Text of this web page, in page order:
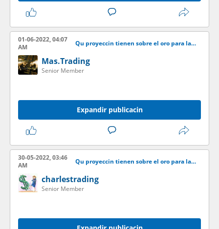
01-06-2022, 04:07
AM
Qu proyeccin tienen sobre el oro para las venideras semanas?
Mas.Trading
Senior Member
Expandir publicacin
30-05-2022, 03:46
AM
Qu proyeccin tienen sobre el oro para las venideras semanas?
charlestrading
Senior Member